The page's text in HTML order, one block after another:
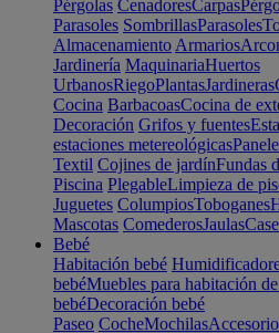
Pérgolas CenadoresCarpas
Parasoles SombrillasParasoles
Almacenamiento Armarios
Jardinería MaquinariaHuertos
UrbanosRiegoPlantasJardineras
Cocina BarbacoasCocina de
Decoración Grifos y fuentes
estaciones metereológicas
Textil Cojines de jardínFundas
Piscina PlegableLimpieza de
Juguetes ColumpiosToboganes
Mascotas ComederosJaulas
Bebé
Habitación bebé
bebéMuebles para habitación
bebéDecoración bebé
Paseo CocheMochilas